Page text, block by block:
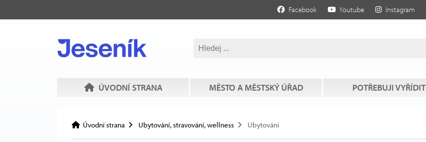
Facebook Youtube Instagram
ÚVODNÍ STRANA MĚSTO A MĚSTSKÝ ÚŘAD POTŘEBUJI VYŘÍDIT
Úvodní strana Ubytování, stravování, wellness Ubytování